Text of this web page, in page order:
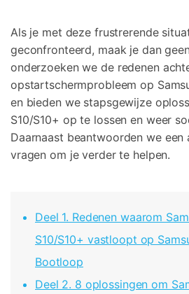
Als je met deze frustrerende
geconfronteerd, maak je dan
onderzoeken we de redenen
opstartschermprobleem op
en bieden we stapsgewijze
S10/S10+ op te lossen en weer
Daarnaast beantwoorden we een
vragen om je verder te helpen.
Deel 1. Redenen waarom
S10/S10+ vastloopt op
Bootloop
Deel 2. 8 oplossingen om